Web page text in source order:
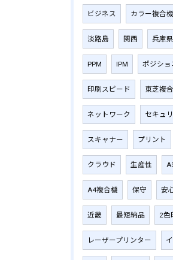
ビジネス カラー複合機
淡路島 関西 兵庫県
PPM IPM ポジショ
印刷スピード 東芝複
ネットワーク セキュ
スキャナー プリント
クラウド 生産性
A4複合機 保守 安
近畿 最短納品 2色
レーザープリンター